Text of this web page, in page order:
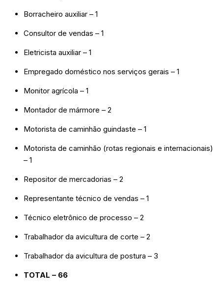
Borracheiro auxiliar – 1
Consultor de vendas – 1
Eletricista auxiliar – 1
Empregado doméstico nos serviços gerais – 1
Monitor agrícola – 1
Montador de mármore – 2
Motorista de caminhão guindaste – 1
Motorista de caminhão (rotas regionais e internacionais)
– 1
Repositor de mercadorias – 2
Representante técnico de vendas – 1
Técnico eletrônico de processo – 2
Trabalhador da avicultura de corte – 2
Trabalhador da avicultura de postura – 3
TOTAL – 66